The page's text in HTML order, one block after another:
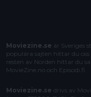
Moviezine.se är Sveriges
populära sajten hittar du
resten av Norden hittar du
MovieZine.no och Episodi.fi
Moviezine.se drivs av